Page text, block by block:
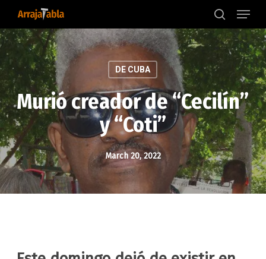
main
content
search
Menu
DE CUBA
Murió creador de “Cecilín”
y “Coti”
March 20, 2022